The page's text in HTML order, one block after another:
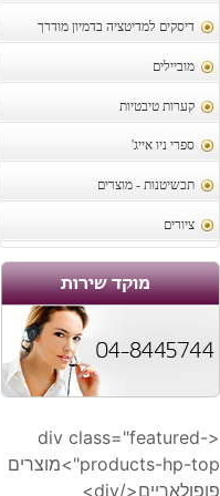
דיסקים למדיטציה בדמיון מודרך
מוביילים
קערות טיבטיות
ספרי ניו אייג'
תכשיטנות - מוצרים
ציורים
<div class="featured-
products-hp-top">מוצרים
פופולאריים</div>